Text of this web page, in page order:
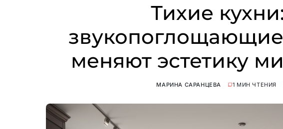
Тихие
меняют эстетику
МАРИНА САРАНЦЕВА 1 МИН ЧТЕНИЯ